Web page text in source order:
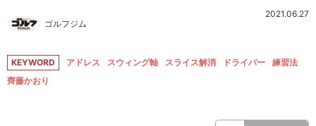
ゴルフジム
2021.06.27
KEYWORD アドレス スウィング軸 スライス解消 ドライバー
練習法
齊藤かおり